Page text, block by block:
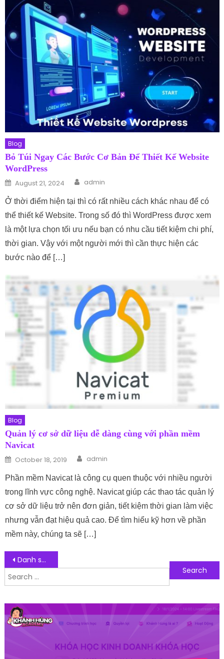
Blog
Bỏ Túi Ngay Các Bước Cơ Bản Để Thiết Kế Website
WordPress
Posted on
August 21, 2024 Author
admin
Ở thời điểm hiện tại thì có rất nhiều cách khác nhau để có
thể thiết kế Website. Trong số đó thì WordPress được xem
là một lựa chọn tối ưu nếu bạn có nhu cầu tiết kiệm chi phí,
thời gian. Vậy với một người mới thì cần thực hiện các
bước nào để […]
Blog
Quản lý cơ sở dữ liệu dễ dàng cùng với phần mềm
Navicat
Posted on
October 18, 2019 Author
admin
Phần mềm Navicat là công cụ quen thuộc với nhiều người
trong lĩnh vực công nghệ. Navicat giúp các thao tác quản lý
cơ sở dữ liệu trở nên đơn giản, tiết kiệm thời gian làm việc
nhưng vẫn đạt hiệu quả cao. Để tìm hiểu kỹ hơn về phần
mềm này, chúng ta sẽ […]
Post navigation
Danh sách 5 đơn vị cho thuê máy photocopy chất lượng, uy tín nhất
Search for:
Follow